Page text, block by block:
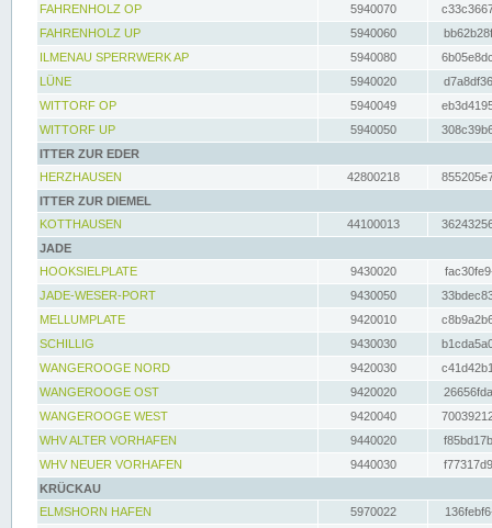
FAHRENHOLZ OP
5940070
FAHRENHOLZ UP
5940060
ILMENAU SPERRWERK AP
5940080
LÜNE
5940020
WITTORF OP
5940049
WITTORF UP
5940050
ITTER ZUR EDER
HERZHAUSEN
42800218
ITTER ZUR DIEMEL
KOTTHAUSEN
44100013
JADE
HOOKSIELPLATE
9430020
JADE-WESER-PORT
9430050
MELLUMPLATE
9420010
SCHILLIG
9430030
WANGEROOGE NORD
9420030
WANGEROOGE OST
9420020
WANGEROOGE WEST
9420040
WHV ALTER VORHAFEN
9440020
WHV NEUER VORHAFEN
9440030
KRÜCKAU
ELMSHORN HAFEN
5970022